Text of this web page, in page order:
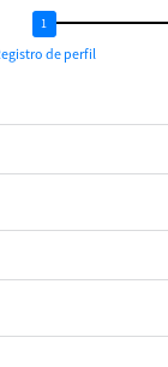
de perfil